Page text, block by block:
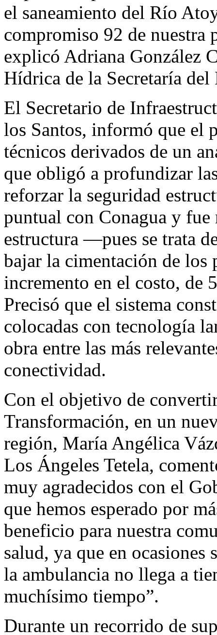
el saneamiento del Río
compromiso 92 de nuestra
explicó Adriana González
Hídrica de la Secretaría
El Secretario de
los Santos, informó que el
técnicos derivados de un
que obligó a profundizar
reforzar la seguridad
puntual con Conagua y fue
estructura —pues se trata
bajar la cimentación de los
incremento en el costo, de
Precisó que el sistema
colocadas con tecnología
obra entre las más
conectividad.
Con el objetivo de
Transformación, en un
región, María Angélica
Los Ángeles Tetela,
muy agradecidos con el
que hemos esperado por
beneficio para nuestra
salud, ya que en ocasiones
la ambulancia no llega a
muchísimo tiempo”.
Durante un recorrido de